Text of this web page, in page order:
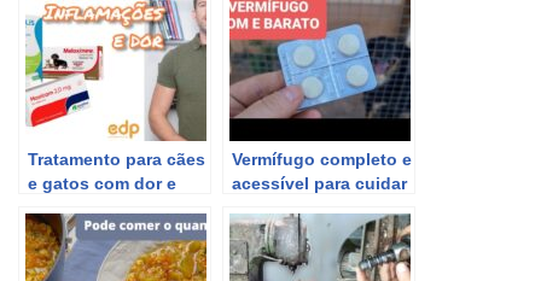
Tratamento para cães
e gatos com dor e
Meloxicam.
Vermífugo completo e
acessível para cuidar
animal